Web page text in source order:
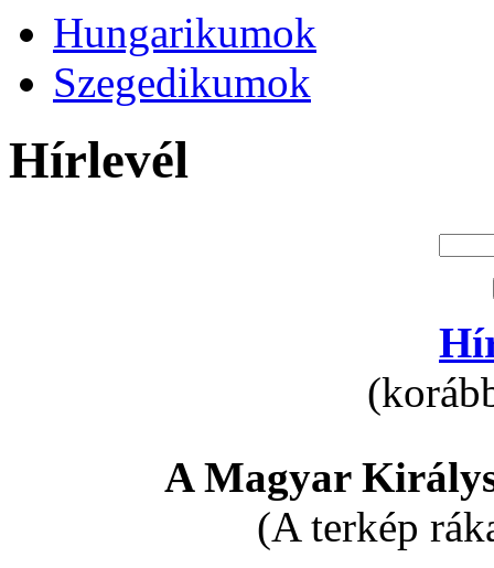
Hungarikumok
Szegedikumok
Hírlevél
A Magyar
(A terkép